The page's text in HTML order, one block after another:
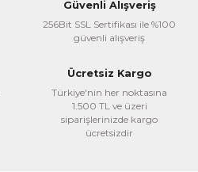
Güvenli Alışveriş
256Bit SSL Sertifikası ile %100
güvenli alışveriş
Ücretsiz Kargo
Türkiye'nin her noktasına
1.500 TL ve üzeri
siparişlerinizde kargo
ücretsizdir